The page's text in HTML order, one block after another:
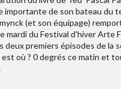
importante de son bateau du
(et son équipage)
mardi du Festival d'hiver Arte
premiers épisodes de la
où ? 0 degrés ce matin et